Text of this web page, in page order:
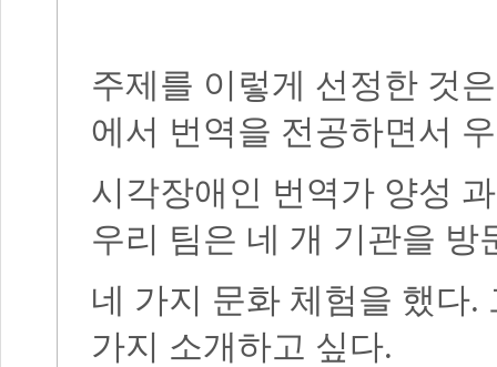
주제를 이렇게 선정한 것
에서 번역을 전공하면서
시각장애인 번역가 양성
우리 팀은 네 개 기관을 방
네 가지 문화 체험을 했다.
가지 소개하고 싶다.